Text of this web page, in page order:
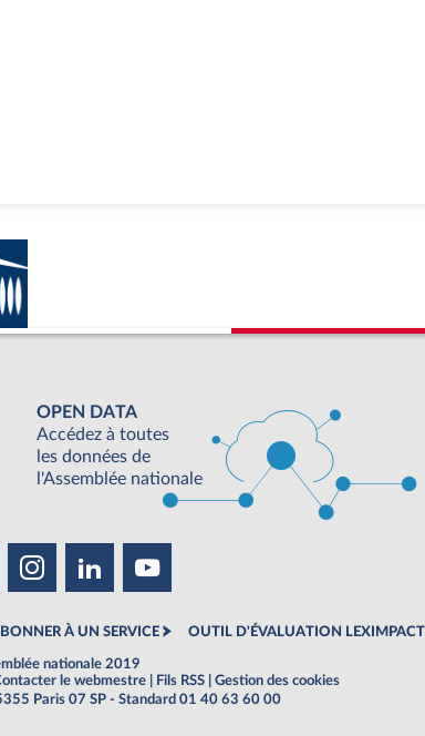
OPEN DATA
Accédez à toutes
les données de
l'Assemblée nationale
À UN SERVICE OUTIL D'ÉVALUATION LEXIMPACT
nationale 2019
le webmestre Fils RSS
Gestion des cookies
Paris 07 SP - Standard 01 40 63 60 00